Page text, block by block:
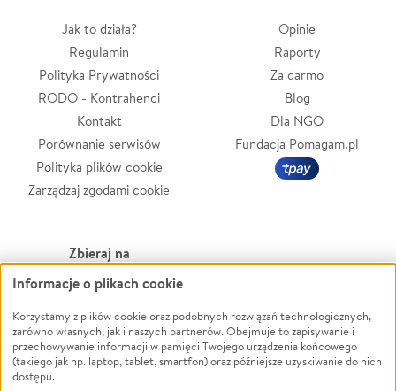
Jak to działa?
Regulamin
Polityka Prywatności
RODO - Kontrahenci
Kontakt
Porównanie serwisów
Polityka plików cookie
Zarządzaj zgodami cookie
Opinie
Raporty
Za darmo
Blog
Dla NGO
Fundacja Pomagam.pl
Zbieraj na
Leczenie
Zwierzęta
Pożar
Ukraina
Powódź
Wichura
NGO
Informacje o plikach cookie
Korzystamy z plików cookie oraz podobnych rozwiązań technologicznych,
zarówno własnych, jak i naszych partnerów. Obejmuje to zapisywanie i
przechowywanie informacji w pamięci Twojego urządzenia końcowego
(takiego jak np. laptop, tablet, smartfon) oraz późniejsze uzyskiwanie do nich
dostępu.